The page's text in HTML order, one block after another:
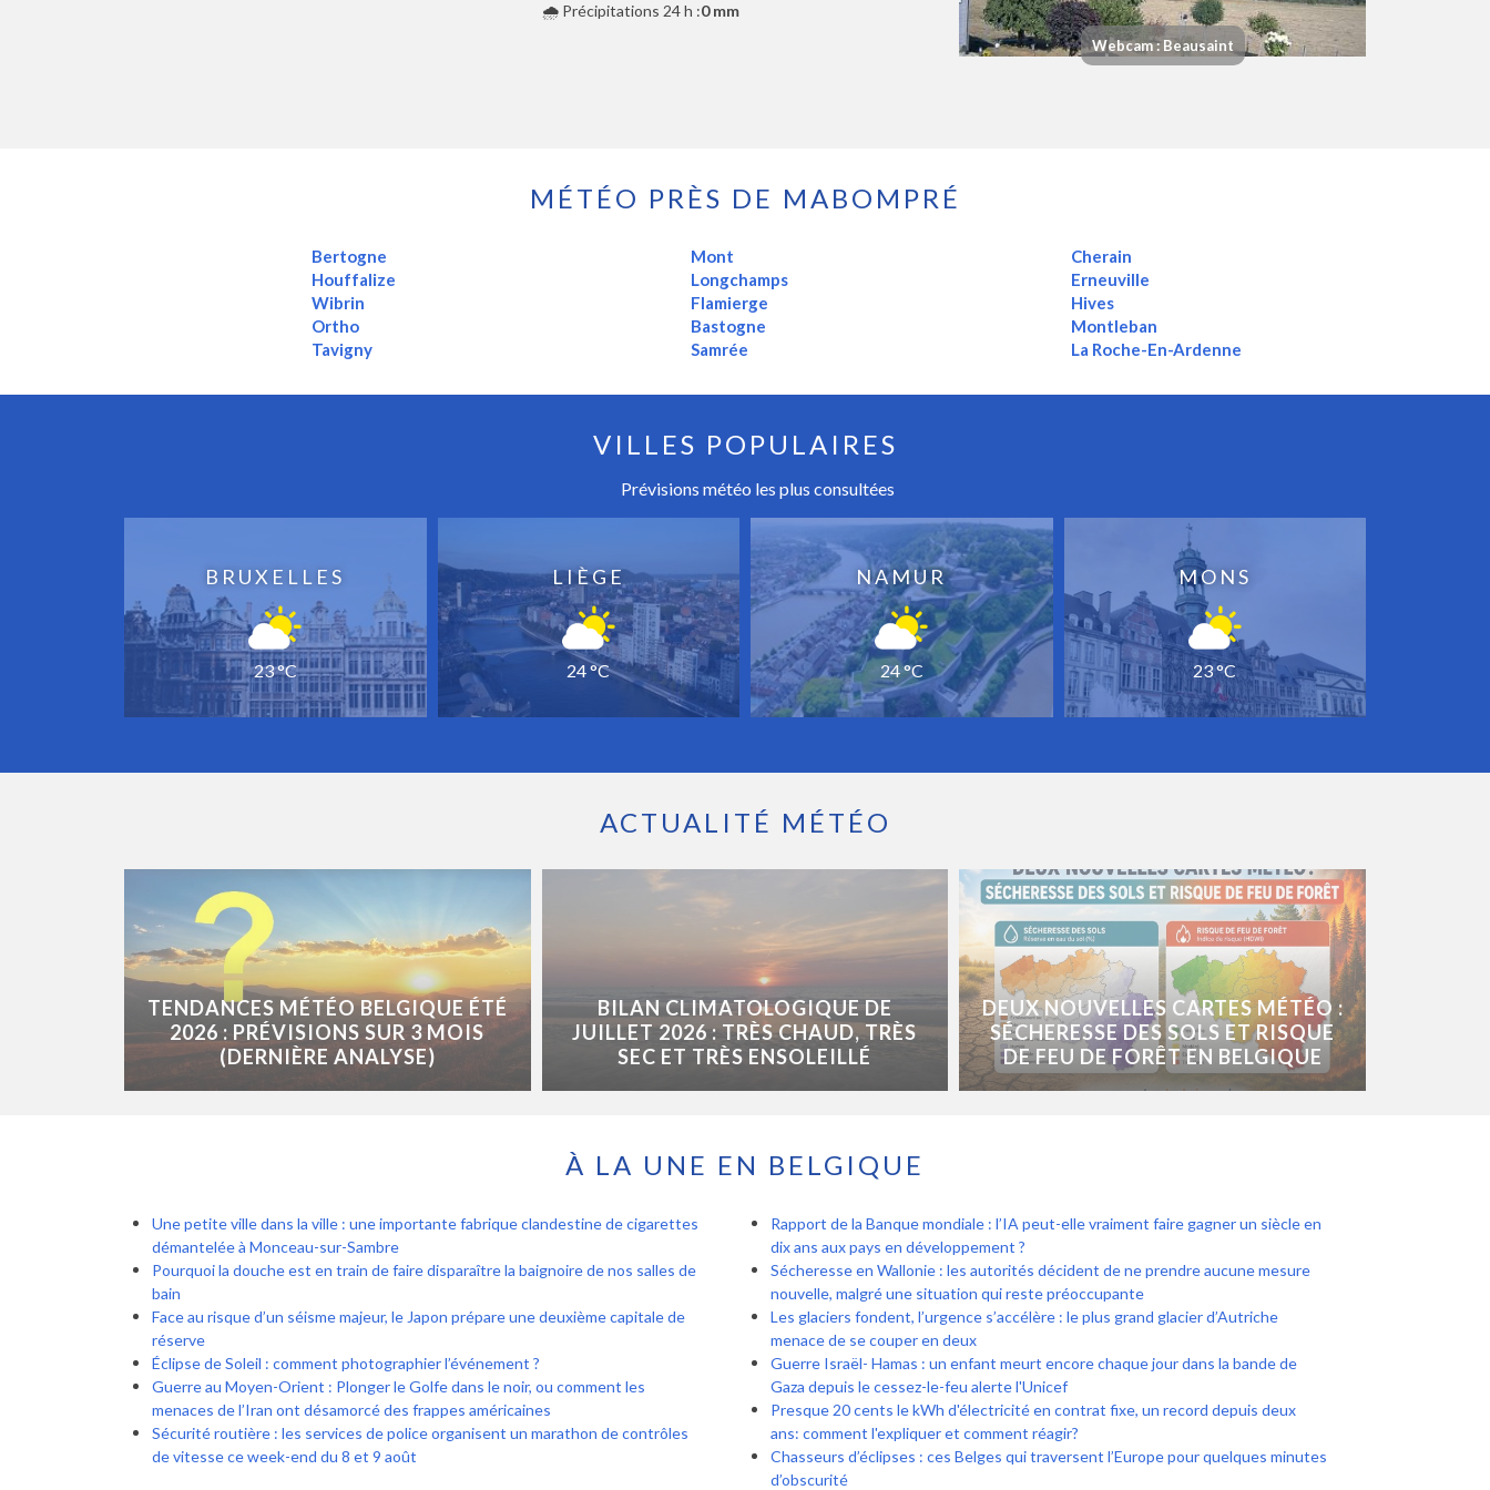
🌧️ Précipitations 24 h :0 mm
Webcam : Beausaint
MÉTÉO PRÈS DE MABOMPRÉ
Bertogne
Houffalize
Wibrin
Ortho
Tavigny
Mont
Longchamps
Flamierge
Bastogne
Samrée
Cherain
Erneuville
Hives
Montleban
La Roche-En-Ardenne
VILLES POPULAIRES
Prévisions météo les plus consultées
BRUXELLES
23 °C
LIÈGE
24 °C
NAMUR
24 °C
MONS
23 °C
ACTUALITÉ MÉTÉO
TENDANCES MÉTÉO BELGIQUE ÉTÉ
2026 : PRÉVISIONS SUR 3 MOIS
(DERNIÈRE ANALYSE)
BILAN CLIMATOLOGIQUE DE
JUILLET 2026 : TRÈS CHAUD, TRÈS
SEC ET TRÈS ENSOLEILLÉ
DEUX NOUVELLES CARTES MÉTÉO :
SÉCHERESSE DES SOLS ET RISQUE
DE FEU DE FORÊT EN BELGIQUE
À LA UNE EN BELGIQUE
Une petite ville dans la ville : une importante fabrique clandestine de cigarettes
démantelée à Monceau-sur-Sambre
Pourquoi la douche est en train de faire disparaître la baignoire de nos salles de
bain
Face au risque d’un séisme majeur, le Japon prépare une deuxième capitale de
réserve
Éclipse de Soleil : comment photographier l’événement ?
Guerre au Moyen-Orient : Plonger le Golfe dans le noir, ou comment les
menaces de l’Iran ont désamorcé des frappes américaines
Sécurité routière : les services de police organisent un marathon de contrôles
de vitesse ce week-end du 8 et 9 août
Rapport de la Banque mondiale : l’IA peut-elle vraiment faire gagner un siècle en
dix ans aux pays en développement ?
Sécheresse en Wallonie : les autorités décident de ne prendre aucune mesure
nouvelle, malgré une situation qui reste préoccupante
Les glaciers fondent, l’urgence s’accélère : le plus grand glacier d’Autriche
menace de se couper en deux
Guerre Israël- Hamas : un enfant meurt encore chaque jour dans la bande de
Gaza depuis le cessez-le-feu alerte l'Unicef
Presque 20 cents le kWh d'électricité en contrat fixe, un record depuis deux
ans: comment l'expliquer et comment réagir?
Chasseurs d’éclipses : ces Belges qui traversent l’Europe pour quelques minutes
d’obscurité